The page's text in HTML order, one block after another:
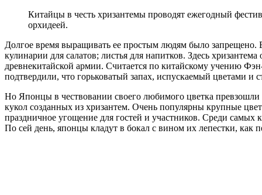
Китайцы в честь хризантемы проводят ежегодный
орхидеей.
Долгое время выращивать ее простым людям было запрещено.
кулинарии для салатов; листья для напитков. Здесь
древнекитайской армии. Считается по китайскому учению
подтвердили, что горьковатый запах, испускаемый цветами и
Но Японцы в чествовании своего любимого цветка
кукол созданных из хризантем. Очень популярны крупные
праздничное угощение для гостей и участников. Среди самых
По сей день, японцы кладут в бокал с вином их лепестки, как